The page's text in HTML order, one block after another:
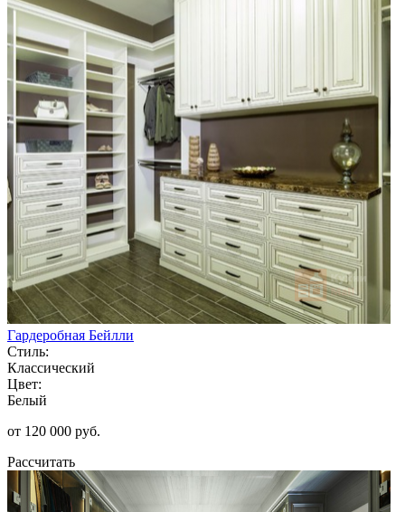
Гардеробная Бейлли
Стиль:
Классический
Цвет:
Белый
от 120 000 руб.
Рассчитать